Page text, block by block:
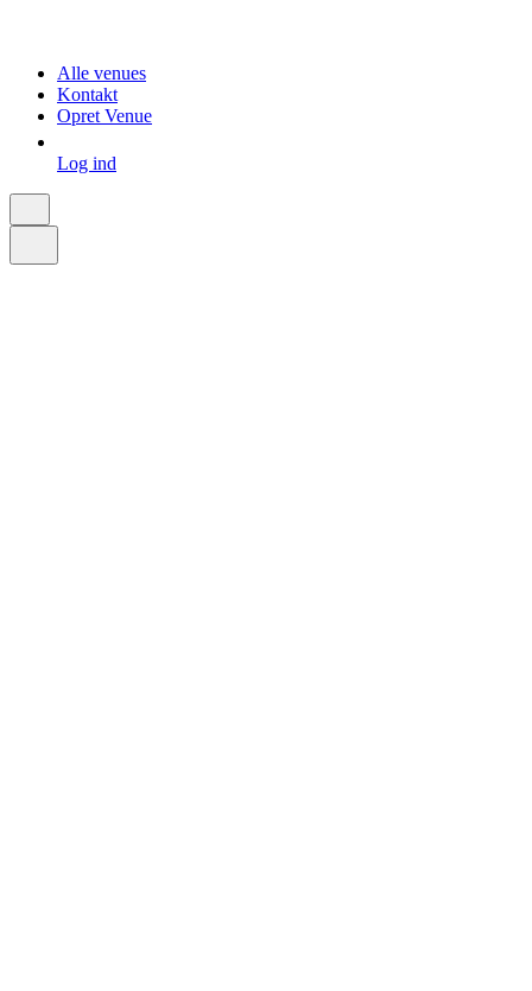
Alle venues
Kontakt
Opret Venue
Log ind